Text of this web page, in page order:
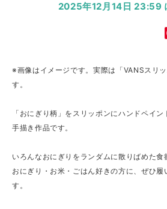
2025年12月14日 23:59
※画像はイメージです。実際は「VANSスリ
す。
「おにぎり柄」をスリッポンにハンドペイ
手描き作品です。
いろんなおにぎりをランダムに散りばめた食
おにぎり・お米・ごはん好きの方に、ぜひ
す。